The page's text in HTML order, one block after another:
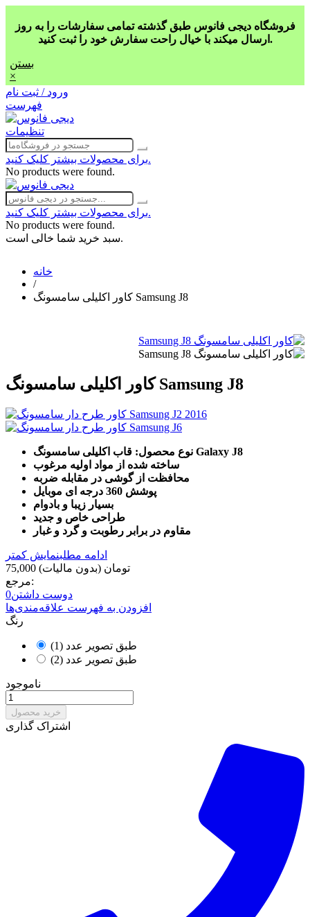
فروشگاه دیجی فانوس طبق گذشته تمامی سفارشات را به روز
ارسال میکند با خیال راحت سفارش خود را ثبت کنید.
بستن
×
ورود / ثبت نام
فهرست
تنظیمات
برای محصولات بیشتر کلیک کنید.
No products were found.
برای محصولات بیشتر کلیک کنید.
No products were found.
سبد خرید شما خالی است.
خانه
/
کاور اکلیلی سامسونگ Samsung J8
کاور اکلیلی سامسونگ Samsung J8
نوع محصول: قاب اکلیلی سامسونگ Galaxy J8
ساخته شده از مواد اولیه مرغوب
محافظت از گوشی در مقابله ضربه
پوشش 360 درجه ای موبایل
بسیار زیبا و بادوام
طراحی خاص و جدید
مقاوم در برابر رطوبت و گرد و غبار
ادامه مطلبنمایش کمتر
75,000 تومان (بدون مالیات)
مرجع:
دوست داشتن0
افزودن به فهرست علاقه‌مندی‌ها
رنگ
طبق تصویر عدد (1)
طبق تصویر عدد (2)
ناموجود
خرید محصول
اشتراک گذاری